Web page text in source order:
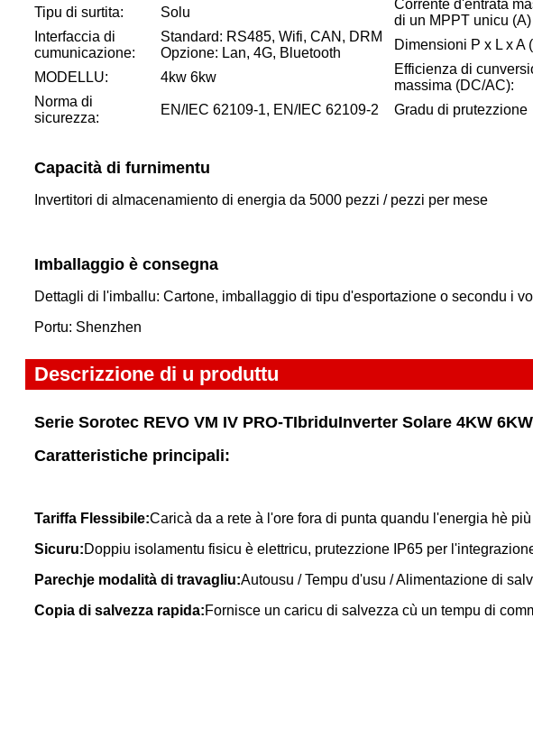
Tipu di surtita: Solu
Corrente d'entrata
di un MPPT unicu (A)
Interfaccia di
cumunicazione:
Standard: RS485, Wifi, CAN, DRM
Opzione: Lan, 4G, Bluetooth
Dimensioni P x L x A
MODELLU: 4kw 6kw
Efficienza di
massima (DC/AC):
Norma di
sicurezza:
EN/IEC 62109-1, EN/IEC 62109-2 Gradu di prutezzione
Capacità di furnimentu
Invertitori di almacenamiento di energia da 5000 pezzi / pezzi per mese
Imballaggio è consegna
Dettagli di l'imballu: Cartone, imballaggio di tipu d'esportazione o secondu i
Portu: Shenzhen
Descrizzione di u produttu
Serie Sorotec REVO VM IV PRO-TIbriduInverter Solare 4KW
Caratteristiche principali:
Tariffa Flessibile:Caricà da a rete à l'ore fora di punta quandu l'energia hè
Sicuru:Doppiu isolamentu fisicu è elettricu, prutezzione IP65 per
Parechje modalità di travagliu:Autousu / Tempu d'usu / Alimentazione di
Copia di salvezza rapida:Fornisce un caricu di salvezza cù un tempu di